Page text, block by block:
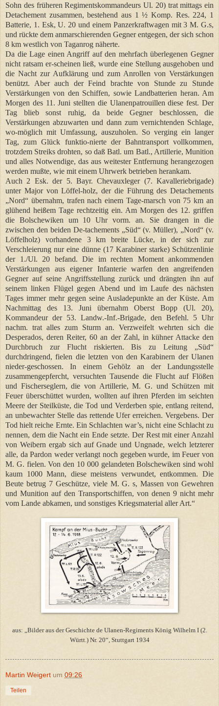
Sohn des früheren Regimentskommandeurs Ul. 20) trat mittags ein
Detachement zusammen, bestehend aus 1 ½ Komp. Res. 224, 1
Batterie, 1. Esk, U. 20 und einem Panzerkraftwagen mit 3 M. G.s,
und rückte dem anmarschierenden Gegner entgegen, der sich schon
8 km westlich von Taganrog näherte.
Da die Lage einen Angriff auf den mehrfach überlegenen Gegner
nicht ratsam er-scheinen ließ, wurde eine Stellung ausgehoben und
die Nacht zur Aufklärung und zum Anrollen von Verstärkungen
benützt. Aber auch der Feind brachte von Stunde zu Stunde
Verstärkungen von den Schiffen, sowie Landbatterien heran. Am
Morgen des 11. Juni stellten die Ulanenpatrouillen diese fest. Der
Tag blieb sonst ruhig, da beide Gegner beschlossen, die
Verstärkungen abzuwarten und dann zum vernichtenden Schlage,
wo-möglich mit Umfassung, auszuholen. So verging ein langer
Tag, zum Glück funktio-nierte der Bahntransport vollkommen,
trotzdem Streiks drohten, so daß Batl. um Batl., Artillerie, Munition
und alles Notwendige, das aus weitester Entfernung herangezogen
werden mußte, wie mit einem Uhrwerk betrieben herankam.
Auch 2 Esk. der 5. Bayr. Chevauxleger (7. Kavalleriebrigade)
unter Major von Löffel-holz, der die Führung des Detachements
„Nord“ übernahm, trafen nach einem Tage-marsch von 75 km an
glühend heißem Tage rechtzeitig ein. Am Morgen des 12. griffen
die Bolschewiken um 10 Uhr vorm. an. Sie drangen in die
zwischen den beiden De-tachements „Süd“ (v. Müller), „Nord“ (v.
Löffelholz) vorhandene 3 km breite Lücke, in der sich zur
Verschleierung nur eine dünne (17 Karabiner starke) Schützenlinie
der 1./Ul. 20 befand. Die im rechten Moment ankommenden
Verstärkungen aus eigener Infanterie warfen den angreifenden
Gegner auf seine Angriffsstellung zurück und drängten ihn auf
seinem linken Flügel gegen Abend und im Laufe des nächsten
Tages immer mehr gegen seine Ausladepunkte an der Küste. Am
Nachmittag des 13. Juni übernahm Oberst Bopp (Ul. 20),
Kommandeur der 53. Landw.-Inf.-Brigade, den Befehl. 5 Uhr
nachm. trat alles zum Sturm an. Verzweifelt wehrten sich die
Desperados, deren Reiter, 60 an der Zahl, in kühner Attacke den
Durchbruch zur Flucht riskierten. Bis zu Leitung „Süd“
durchdringend, fielen die letzten von den Karabinern der Ulanen
nieder-geschossen. In einem Gehölz an der Landungsstelle
zusammengepfercht, versuchten Tausende die Flucht auf Flößen
und Fischerseglern, die von Artillerie, M. G. und Schützen mit
Feuer überschüttet wurden, wollten auf ihren Pferden im seichten
Meere der Steilküste, die Tod und Verderben spie, entlang reitend,
an unbewachter Stelle das rettende Ufer erreichen. Vergebens. Der
Tod hielt reiche Ernte. Ein Schlachten war’s, nicht eine Schlacht zu
nennen, dem die Nacht ein Ende setzte. Der Rest mit einer Anzahl
von Weibern ergab sich auf Gnade und Ungnade, welch letzterer
alle, da Pardon weder verlangt noch gegeben wurde, im Feuer von
M. G. fielen. Von den 10 000 gelandeten Bolschewiken sind wohl
kaum 1000 Mann, diese meistens verwundet, entkommen. Die
Beute betrug 7 Geschütze, viele M. G. s, Massen von Gewehren
und Munition auf den Transportschiffen, von denen 9 nicht mehr
vom Lande abkamen, und sonstiges Kriegsmaterial aller Art.“
aus: „Bilder aus der Geschichte de Ulanen-Regiments König Wilhelm I (2.
Württ.) Nr. 20“, Stuttgart 1934
Martin Weigert um 09:26
Teilen